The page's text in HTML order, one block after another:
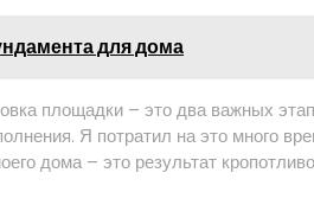
для дома
площадки – это два важных
Я потратил на это много
дома – это результат